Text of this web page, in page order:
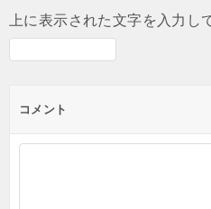
上に表示された文字を入力し
コメント